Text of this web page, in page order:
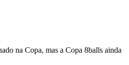
na Copa, mas a Copa 8balls ainda